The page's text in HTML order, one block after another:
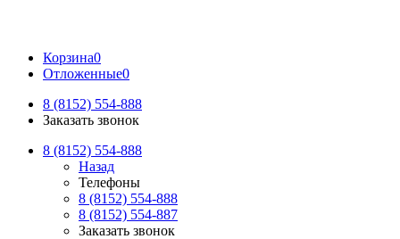
Корзина0
Отложенные0
8 (8152) 554-888
Заказать звонок
8 (8152) 554-888
Назад
Телефоны
8 (8152) 554-888
8 (8152) 554-887
Заказать звонок